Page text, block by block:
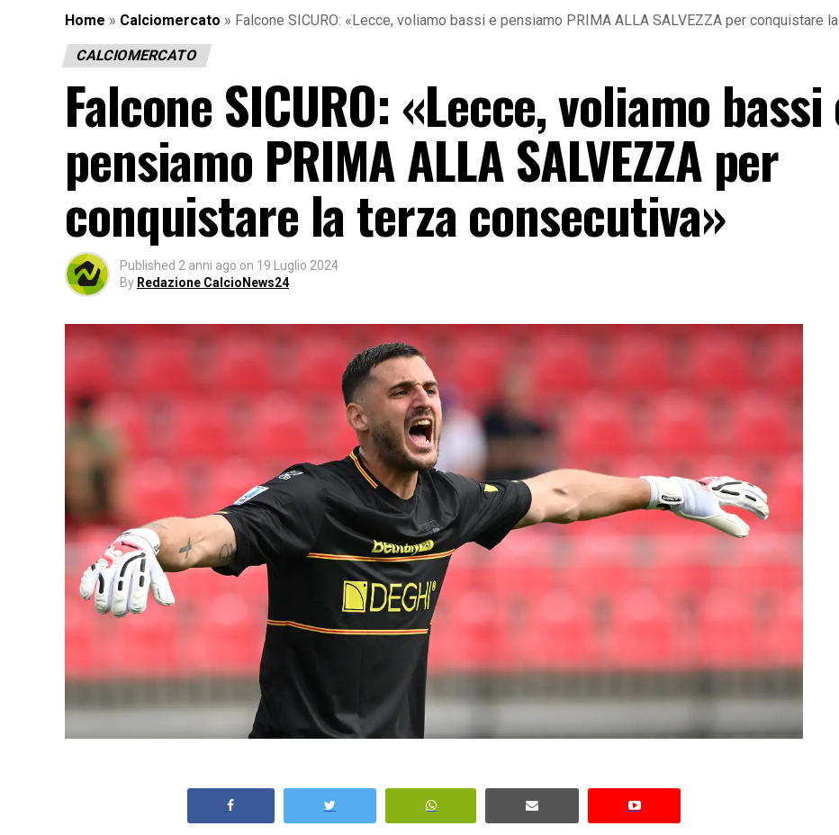
Home » Calciomercato » Falcone SICURO: «Lecce, voliamo bassi e pensiamo PRIMA ALLA SALVEZZA per conquistare
CALCIOMERCATO
Falcone SICURO: «Lecce, voliamo bassi
pensiamo PRIMA ALLA SALVEZZA per
conquistare la terza consecutiva»
Published 2 anni ago on 19 Luglio 2024
By Redazione CalcioNews24